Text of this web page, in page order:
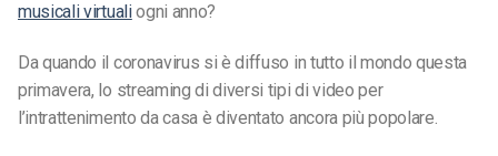
musicali virtualiogni anno?
Da quando il coronavirus si è diffuso in tutto il mondo questa
primavera, lo streaming di diversi tipi di video per
l’intrattenimento da casa è diventato ancora più popolare.